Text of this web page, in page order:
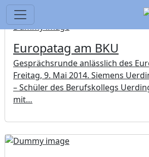
Europatag am BKU
Gesprächsrunde anlässlich des
Freitag, 9. Mai 2014. Siemens
– Schüler des Berufskollegs
mit…